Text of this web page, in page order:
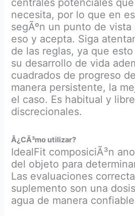
centrales potenciales
necesita, por lo que en
segÃºn un punto de
eso y acepta. Siga
de las reglas, ya que esto
su desarrollo de vida
cuadrados de progreso
manera persistente, la
el caso. Es habitual y
discrecionales.
Â¿CÃ³mo utilizar?
IdealFit composiciÃ³n
del objeto para
Las evaluaciones
suplemento son una
agua de manera